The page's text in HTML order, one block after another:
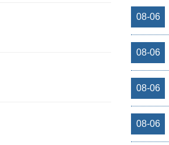
08-06
08-06
08-06
08-06